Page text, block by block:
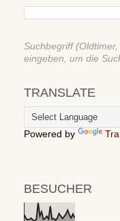
Suchbegriff
eingeben, um die
TRANSLATE
Powered by
BESUCHER